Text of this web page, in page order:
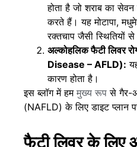
होता है जो शराब का
करते हैं। यह मोटापा,
रक्तचाप जैसी स्थितियों
अल्कोहलिक फैटी लिवर
Disease – AFLD):
कारण होता है।
इस ब्लॉग में हम मुख्य रूप से गैर-
(NAFLD) के लिए डाइट प्लान
फैटी लिवर के लिए